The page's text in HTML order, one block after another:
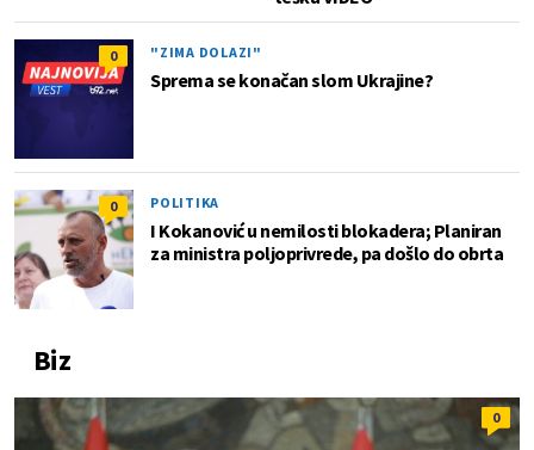
0 "ZIMA DOLAZI"
Sprema se konačan slom Ukrajine?
0 POLITIKA
I Kokanović u nemilosti blokadera; Planiran
za ministra poljoprivrede, pa došlo do obrta
Biz
0